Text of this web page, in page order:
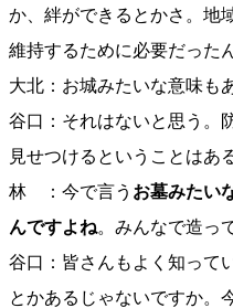
か、絆ができるとかさ。地
維持するために必要だった
大北：お城みたいな意味も
谷口：それはないと思う。
見せつけるということはあ
林 ：今で言う お墓みたい
んですよね。みんなで造っ
谷口：皆さんもよく知って
とかあるじゃないですか。